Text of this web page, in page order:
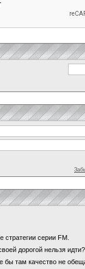
серии FM.
дорогой нельзя
бы там качество не